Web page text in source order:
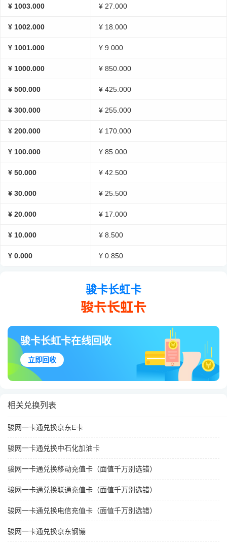
¥ 1003.000 ¥ 27.000
¥ 1002.000 ¥ 18.000
¥ 1001.000 ¥ 9.000
¥ 1000.000 ¥ 850.000
¥ 500.000 ¥ 425.000
¥ 300.000 ¥ 255.000
¥ 200.000 ¥ 170.000
¥ 100.000 ¥ 85.000
¥ 50.000 ¥ 42.500
¥ 30.000 ¥ 25.500
¥ 20.000 ¥ 17.000
¥ 10.000 ¥ 8.500
¥ 0.000 ¥ 0.850
骏卡长虹卡
骏卡长虹卡在线回收
立即回收
相关兑换列表
骏网一卡通兑换京东E卡
骏网一卡通兑换中石化加油卡
骏网一卡通兑换移动充值卡（面值千万别选错）
骏网一卡通兑换联通充值卡（面值千万别选错）
骏网一卡通兑换电信充值卡（面值千万别选错）
骏网一卡通兑换京东钢镚